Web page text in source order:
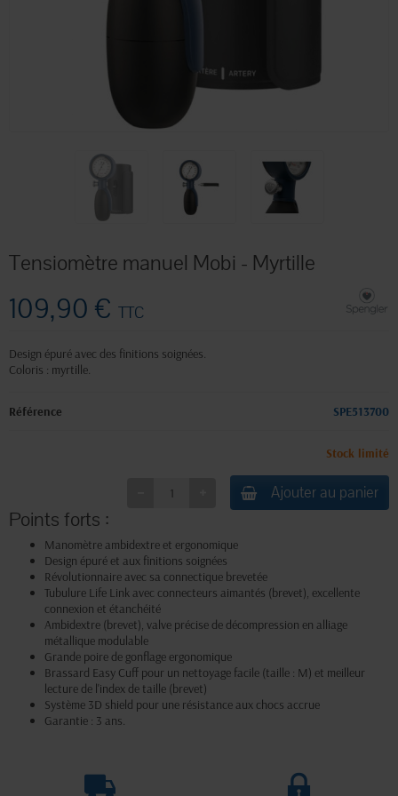
Tensiomètre manuel Mobi - Myrtille
109,90 € TTC
Design épuré avec des finitions soignées.
Coloris : myrtille.
Référence SPE513700
Stock limité
Ajouter au panier
Points forts :
Manomètre ambidextre et ergonomique
Design épuré et aux finitions soignées
Révolutionnaire avec sa connectique brevetée
Tubulure Life Link avec connecteurs aimantés (brevet), excellente
connexion et étanchéité
Ambidextre (brevet), valve précise de décompression en alliage
métallique modulable
Grande poire de gonflage ergonomique
Brassard Easy Cuff pour un nettoyage facile (taille : M) et meilleur
lecture de l'index de taille (brevet)
Système 3D shield pour une résistance aux chocs accrue
Garantie : 3 ans.